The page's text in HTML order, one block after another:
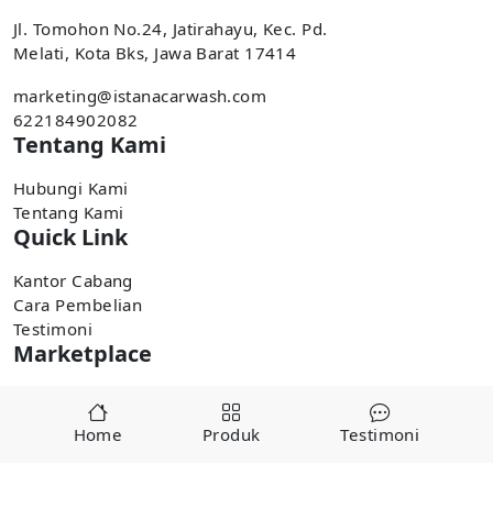
Home Produk Testimoni
Jl. Tomohon No.24, Jatirahayu, Kec. Pd.
Melati, Kota Bks, Jawa Barat 17414
marketing@istanacarwash.com
622184902082
Tentang Kami
Hubungi Kami
Tentang Kami
Quick Link
Kantor Cabang
Cara Pembelian
Testimoni
Marketplace
Pembelian tersedia di marketplace,
Tokopedia